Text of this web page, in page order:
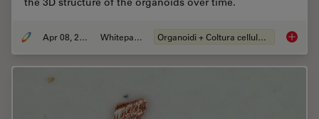
Apr 08, 2024 Whitepaper Organoidi + Coltura cellulare 3D